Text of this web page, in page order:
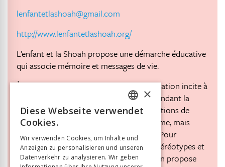
lenfantetlashoah@gmail.com
http://www.lenfantetlashoah.org/
L’enfant et la Shoah propose une démarche éducative
qui associe mémoire et messages de vie.
À travers des récits authentiques, l’association incite à
réfléchir sur l’histoire des enfants juifs pendant la
Seconde Guerre mondiale et sur les questions de
l’antisémitisme, de l’exclusion et du racisme, mais
aussi de la solidarité et de l’engagement. Pour
transmettre l’histoire, déconstruire les stéréotypes et
lutter contre l’antisémitisme, l’association propose
FRENCH
ITALIAN
×
Diese Webseite verwendet
Cookies.
Wir verwenden Cookies, um Inhalte und
Anzeigen zu personalisieren und unseren
Datenverkehr zu analysieren. Wir geben